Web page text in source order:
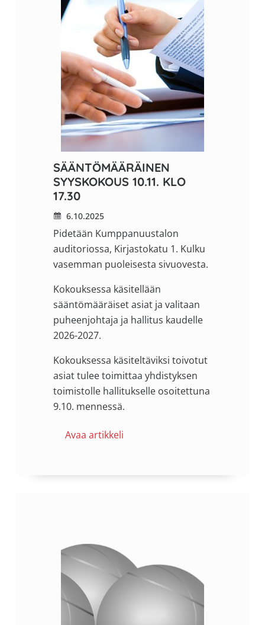
SÄÄNTÖMÄÄRÄINEN
SYYSKOKOUS 10.11. KLO
17.30
6.10.2025
Pidetään Kumppanuustalon
auditoriossa, Kirjastokatu 1. Kulku
vasemman puoleisesta sivuovesta.
Kokouksessa käsitellään
sääntömääräiset asiat ja valitaan
puheenjohtaja ja hallitus kaudelle
2026-2027.
Kokouksessa käsiteltäviksi toivotut
asiat tulee toimittaa yhdistyksen
toimistolle hallitukselle osoitettuna
9.10. mennessä.
Avaa artikkeli